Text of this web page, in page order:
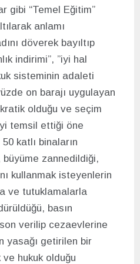
gibi “Temel Eğitim”
anlamı
döverek bayıltıp
indirimi”, ”iyi hal
sisteminin adaleti
on barajı uygulayan
olduğu ve seçim
temsil ettiği öne
katlı binaların
büyüme zannedildiği,
kullanmak isteyenlerin
ve tutuklamalarla
basın
verilip cezaevlerine
yasağı getirilen bir
hukuk olduğu